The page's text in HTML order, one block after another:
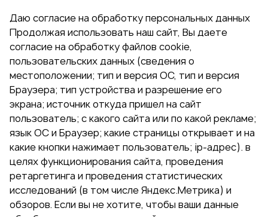
Даю согласие на обработку персональных данных
Продолжая использовать наш сайт, Вы даете
согласие на обработку файлов cookie,
пользовательских данных (сведения о
местоположении; тип и версия ОС, тип и версия
Браузера; тип устройства и разрешение его
экрана; источник откуда пришел на сайт
пользователь; с какого сайта или по какой рекламе;
язык ОС и Браузер; какие страницы открывает и на
какие кнопки нажимает пользователь; ip-адрес). в
целях функционирования сайта, проведения
ретаргетинга и проведения статистических
исследований (в том числе Яндекс.Метрика) и
обзоров. Если вы не хотите, чтобы ваши данные